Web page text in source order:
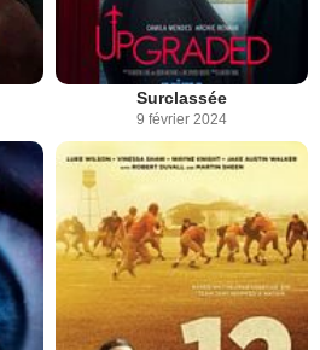
Surclassée
9 février 2024